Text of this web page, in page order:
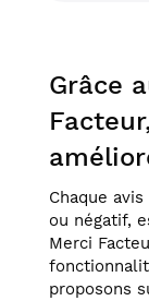
Grâce
Chaque
ou négatif,
Merci
proposons